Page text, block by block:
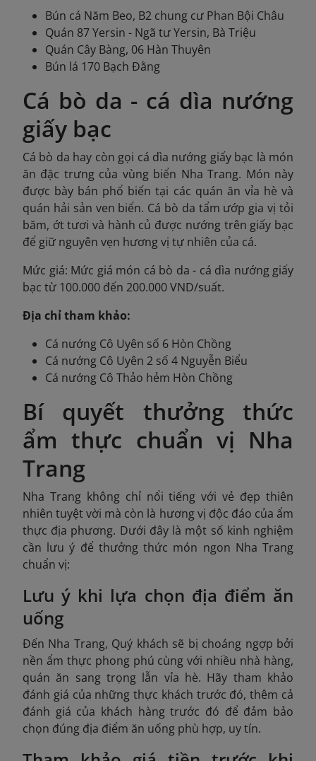
Bún cá Năm Beo, B2 chung cư Phan Bội Châu
Quán 87 Yersin - Ngã tư Yersin, Bà Triệu
Quán Cây Bàng, 06 Hàn Thuyên
Bún lá 170 Bạch Đằng
Cá bò da - cá dìa nướng
giấy bạc
Cá bò da hay còn gọi cá dìa nướng giấy bạc là món
ăn đặc trưng của vùng biển Nha Trang. Món này
được bày bán phổ biến tại các quán ăn vỉa hè và
quán hải sản ven biển. Cá bò da tẩm ướp gia vị tỏi
băm, ớt tươi và hành củ được nướng trên giấy bạc
để giữ nguyên vẹn hương vị tự nhiên của cá.
Mức giá: Mức giá món cá bò da - cá dìa nướng giấy
bạc từ 100.000 đến 200.000 VND/suất.
Địa chỉ tham khảo:
Cá nướng Cô Uyên số 6 Hòn Chồng
Cá nướng Cô Uyên 2 số 4 Nguyễn Biểu
Cá nướng Cô Thảo hẻm Hòn Chồng
Bí quyết thưởng thức
ẩm thực chuẩn vị Nha
Trang
Nha Trang không chỉ nổi tiếng với vẻ đẹp thiên
nhiên tuyệt vời mà còn là hương vị độc đáo của ẩm
thực địa phương. Dưới đây là một số kinh nghiệm
cần lưu ý để thưởng thức món ngon Nha Trang
chuẩn vị:
Lưu ý khi lựa chọn địa điểm ăn
uống
Đến Nha Trang, Quý khách sẽ bị choáng ngợp bởi
nền ẩm thực phong phú cùng với nhiều nhà hàng,
quán ăn sang trọng lẫn vỉa hè. Hãy tham khảo
đánh giá của những thực khách trước đó, thêm cả
đánh giá của khách hàng trước đó để đảm bảo
chọn đúng địa điểm ăn uống phù hợp, uy tín.